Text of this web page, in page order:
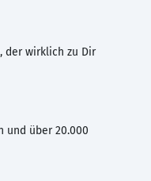
der wirklich zu Dir
und über 20.000